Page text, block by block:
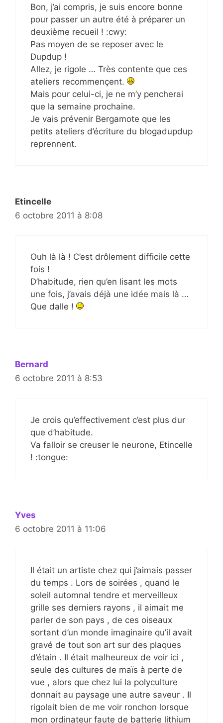
Bon, j’ai compris, je suis encore bonne
pour passer un autre été à préparer un
deuxième recueil ! :cwy:
Pas moyen de se reposer avec le
Dupdup !
Allez, je rigole … Très contente que ces
ateliers recommençent.
Mais pour celui-ci, je ne m’y pencherai
que la semaine prochaine.
Je vais prévenir Bergamote que les
petits ateliers d’écriture du blogadupdup
reprennent.
Etincelle
6 octobre 2011 à 8:08
Ouh là là ! C’est drôlement difficile cette
fois !
D’habitude, rien qu’en lisant les mots
une fois, j’avais déjà une idée mais là …
Que dalle !
Bernard
6 octobre 2011 à 8:53
Je crois qu’effectivement c’est plus dur
que d’habitude.
Va falloir se creuser le neurone, Etincelle
! :tongue:
Yves
6 octobre 2011 à 11:06
Il était un artiste chez qui j’aimais passer
du temps . Lors de soirées , quand le
soleil automnal tendre et merveilleux
grille ses derniers rayons , il aimait me
parler de son pays , de ces oiseaux
sortant d’un monde imaginaire qu’il avait
gravé de tout son art sur des plaques
d’étain . Il était malheureux de voir ici ,
seule des cultures de maïs à perte de
vue , alors que chez lui la polyculture
donnait au paysage une autre saveur . Il
rigolait bien de me voir ronchon lorsque
mon ordinateur faute de batterie lithium